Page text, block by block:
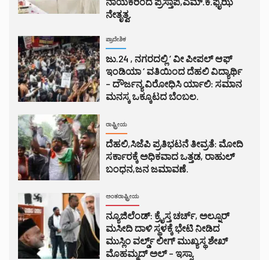
ನೇತೃತ್ವ.
ಪ್ರಾದೇಶಿಕ
ಜು.24 , ನಗರದಲ್ಲಿ ‘ ವೀ ಪೀಪಲ್ ಆಫ್
ಇಂಡಿಯಾ ‘ ವತಿಯಿಂದ ದೆಹಲಿ ವಿದ್ಯಾರ್ಥಿ
– ದೌರ್ಜನ್ಯ ವಿರೋಧಿಸಿ ರ್ಯಾಲಿ: ಸಮಾನ
ಮನಸ್ಕ ಒಕ್ಕೂಟದ ಬೆಂಬಲ.
ರಾಷ್ಟ್ರೀಯ
ದೆಹಲಿ,ಸಿಜೆಪಿ ಪ್ರತಿಭಟನೆ ತೀವ್ರತೆ: ಮೋದಿ
ಸರ್ಕಾರಕ್ಕೆ ಅಧಿಕವಾದ ಒತ್ತಡ, ರಾಹುಲ್
ಬಂಧನ,ಜನ ಜಮಾವಣೆ.
ಅಂತರಾಷ್ಟ್ರೀಯ
ನ್ಯೂಜಿಲೆಂಡ್: ಕ್ರೈಸ್ತ ಚರ್ಚ್, ಅಲ್ನೂರ್
ಮಸೀದಿ ದಾಳಿ ಸ್ಥಳಕ್ಕೆ ಭೇಟಿ ನೀಡಿದ
ಮುಸ್ಲಿಂ ವರ್ಲ್ಡ್ ಲೀಗ್ ಮುಖ್ಯಸ್ಥ ಶೇಖ್
ಮೊಹಮ್ಮದ್ ಅಲ್ – ಇಸ್ಸಾ.